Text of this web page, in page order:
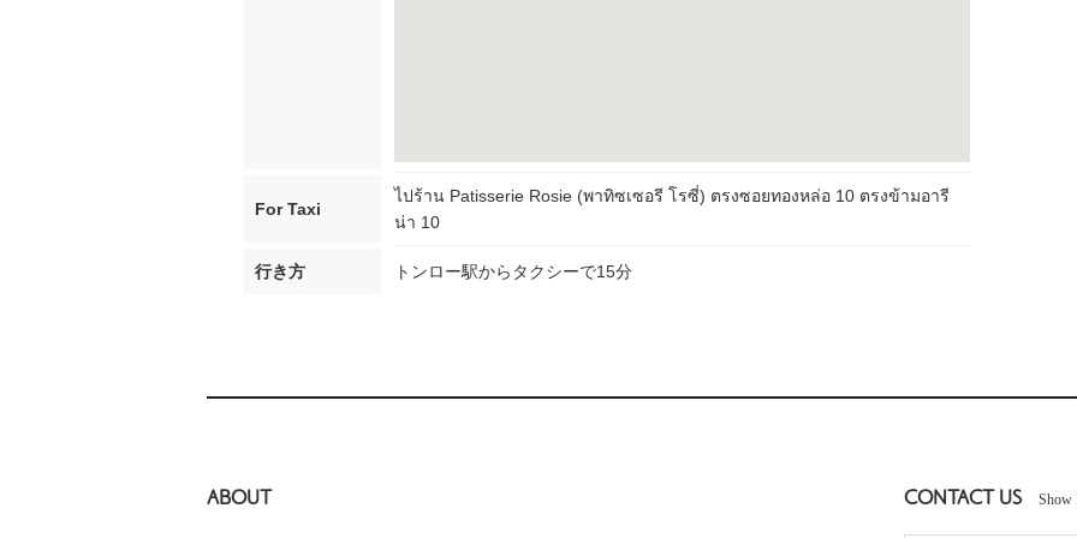
For Taxi
ไปร้าน Patisserie Rosie (พาทิซเซอรี โรซี่) ตรงซอยทองหล่อ 10 ตรงข้ามอารี
น่า 10
行き方 トンロー駅からタクシーで15分
ABOUT CONTACT US Show